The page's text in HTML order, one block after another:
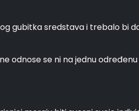
gubitka sredstava i trebalo bi
odnose se ni na jednu